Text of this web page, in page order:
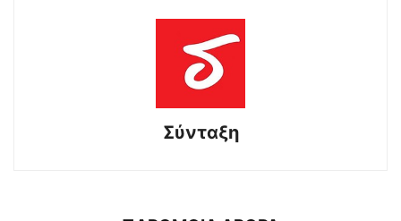
Σύνταξη